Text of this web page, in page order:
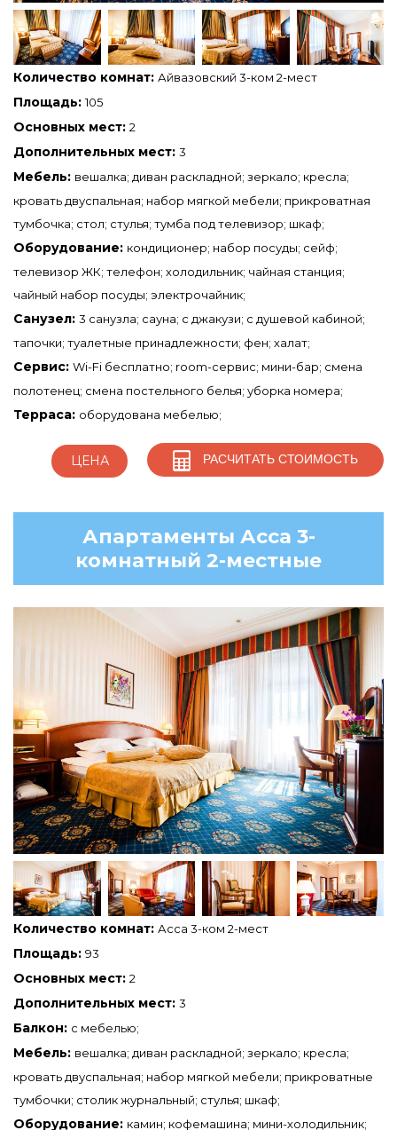
Количество комнат: Айвазовский 3-ком 2-мест
Площадь:105
Основных мест: 2
Дополнительных мест: 3
Мебель: вешалка; диван раскладной; зеркало; кресла;
кровать двуспальная; набор мягкой мебели; прикроватная
тумбочка; стол; стулья; тумба под телевизор; шкаф;
Оборудование: кондиционер; набор посуды; сейф;
телевизор ЖК; телефон; холодильник; чайная станция;
чайный набор посуды; электрочайник;
Санузел: 3 санузла; сауна; с джакузи; с душевой кабиной;
тапочки; туалетные принадлежности; фен; халат;
Сервис: Wi-Fi бесплатно; room-сервис; мини-бар; смена
полотенец; смена постельного белья; уборка номера;
Терраса: оборудована мебелью;
ЦЕНА РАСЧИТАТЬ СТОИМОСТЬ
Апартаменты Асса 3-
комнатный 2-местные
Количество комнат: Асса 3-ком 2-мест
Площадь: 93
Основных мест: 2
Дополнительных мест: 3
Балкон: с мебелью;
Мебель: вешалка; диван раскладной; зеркало; кресла;
кровать двуспальная; набор мягкой мебели; прикроватные
тумбочки; столик журнальный; стулья; шкаф;
Оборудование: камин; кофемашина; мини-холодильник;